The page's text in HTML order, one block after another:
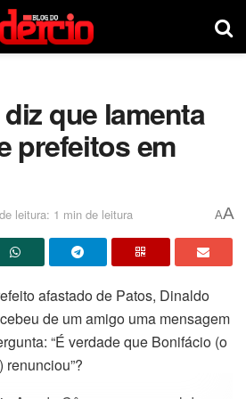
que lamenta
prefeitos em
leitura: 1 min de leitura AA
afastado de Patos, Dinaldo
de um amigo uma mensagem
“É verdade que Bonifácio (o
renunciou”?